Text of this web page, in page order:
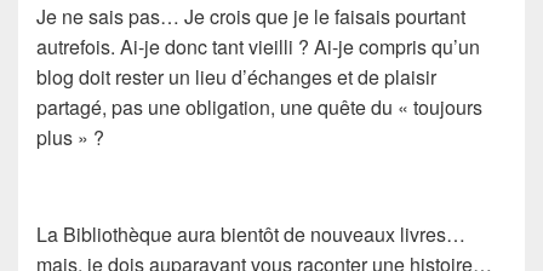
Je ne sais pas… Je crois que je le faisais pourtant
autrefois. Ai-je donc tant vieilli ? Ai-je compris qu’un
blog doit rester un lieu d’échanges et de plaisir
partagé, pas une obligation, une quête du « toujours
plus » ?
La Bibliothèque aura bientôt de nouveaux livres…
mais, je dois auparavant vous raconter une histoire…